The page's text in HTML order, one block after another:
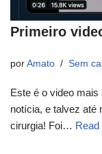
Primeiro
por Amato Sem
Este é o video
notícia, e talvez até
cirurgia! Foi…